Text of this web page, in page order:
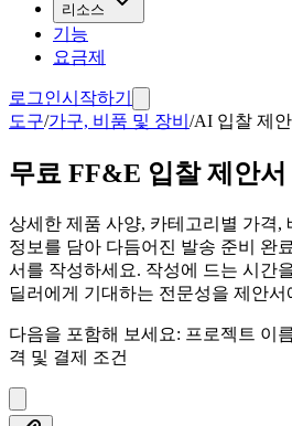
리소스
기능
요금제
로그인시작하기
도구/가구, 비품 및 장비 /AI 입찰 제
무료 FF&E 입찰 제안서
상세한 제품 사양, 카테고리별 가격,
정보를 담아 다듬어진 발송 준비 완
서를 작성하세요. 작성에 드는 시간
딜러에게 기대하는 전문성을 제안서
다음을 포함해 보세요: 프로젝트 이
격 및 결제 조건